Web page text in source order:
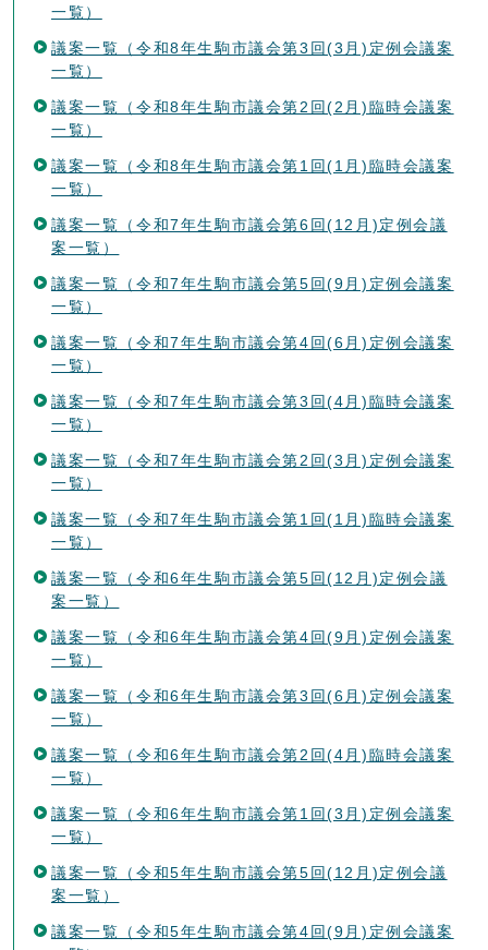
一覧）
議案一覧（令和8年生駒市議会第3回(3月)定例会議案
一覧）
議案一覧（令和8年生駒市議会第2回(2月)臨時会議案
一覧）
議案一覧（令和8年生駒市議会第1回(1月)臨時会議案
一覧）
議案一覧（令和7年生駒市議会第6回(12月)定例会議
案一覧）
議案一覧（令和7年生駒市議会第5回(9月)定例会議案
一覧）
議案一覧（令和7年生駒市議会第4回(6月)定例会議案
一覧）
議案一覧（令和7年生駒市議会第3回(4月)臨時会議案
一覧）
議案一覧（令和7年生駒市議会第2回(3月)定例会議案
一覧）
議案一覧（令和7年生駒市議会第1回(1月)臨時会議案
一覧）
議案一覧（令和6年生駒市議会第5回(12月)定例会議
案一覧）
議案一覧（令和6年生駒市議会第4回(9月)定例会議案
一覧）
議案一覧（令和6年生駒市議会第3回(6月)定例会議案
一覧）
議案一覧（令和6年生駒市議会第2回(4月)臨時会議案
一覧）
議案一覧（令和6年生駒市議会第1回(3月)定例会議案
一覧）
議案一覧（令和5年生駒市議会第5回(12月)定例会議
案一覧）
議案一覧（令和5年生駒市議会第4回(9月)定例会議案